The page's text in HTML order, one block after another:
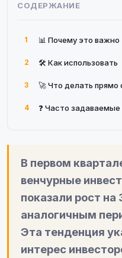
СОДЕРЖАНИЕ
1 📊 Почему это важно
2 🛠 Как использовать
3 🚀 Что делать прямо
4 ❓ Часто
В первом
венчурные
показали рост
аналогичным
Эта тенденция
интерес